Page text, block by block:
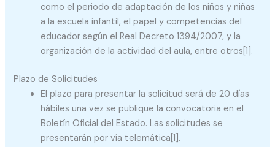
como el periodo de adaptación de los niños y niñas
a la escuela infantil, el papel y competencias del
educador según el Real Decreto 1394/2007, y la
organización de la actividad del aula, entre otros[1].
Plazo de Solicitudes
El plazo para presentar la solicitud será de 20 días
hábiles una vez se publique la convocatoria en el
Boletín Oficial del Estado. Las solicitudes se
presentarán por vía telemática[1].